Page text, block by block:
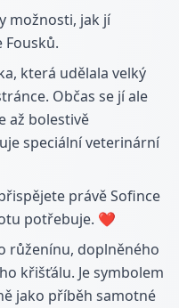
možnosti, jak jí
Fousků.
která udělala velký
Občas se jí ale
až bolestivě
speciální veterinární
právě Sofince
potřebuje. ❤️
růženínu, doplněného
křišťálu. Je symbolem
jako příběh samotné